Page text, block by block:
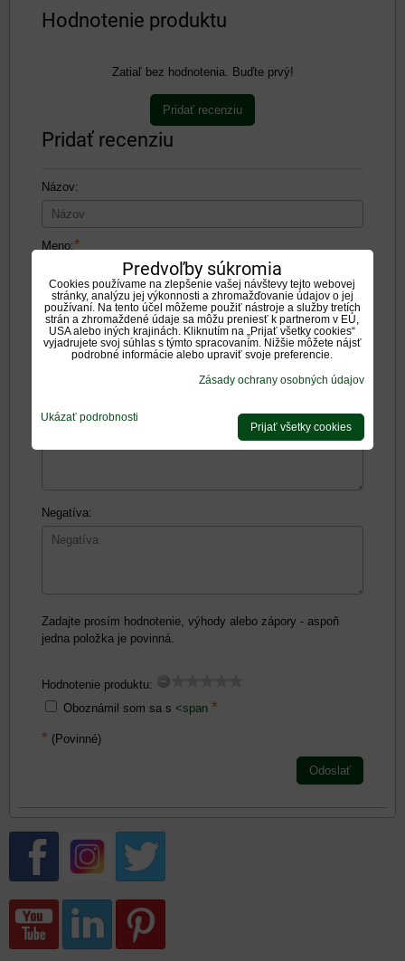
Hodnotenie produktu
Zatiaľ bez hodnotenia. Buďte prvý!
Pridať recenziu
Pridať recenziu
Názov:
Meno:*
Recenzia:
Pozitíva:
Negatíva:
Zadajte prosím hodnotenie, výhody alebo zápory - aspoň
jedna položka je povinná.
Hodnotenie produktu:
Oboznámil som sa s <span *
* (Povinné)
Odoslať
Predvoľby súkromia
Cookies používame na zlepšenie vašej návštevy tejto webovej
stránky, analýzu jej výkonnosti a zhromažďovanie údajov o jej
používaní. Na tento účel môžeme použiť nástroje a služby tretích
strán a zhromaždené údaje sa môžu preniesť k partnerom v EÚ,
USA alebo iných krajinách. Kliknutím na „Prijať všetky cookies“
vyjadrujete svoj súhlas s týmto spracovaním. Nižšie môžete nájsť
podrobné informácie alebo upraviť svoje preferencie.
Zásady ochrany osobných údajov
Ukázať podrobnosti
Prijať všetky cookies